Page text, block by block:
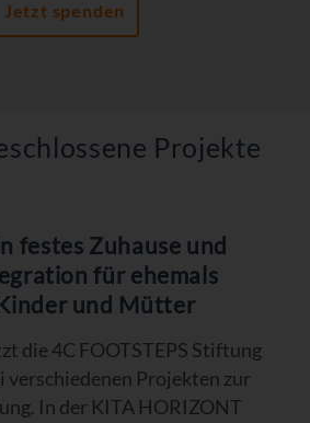
Jetzt spenden
Projekte
festes Zuhause und
für ehemals
und Mütter
die 4C FOOTSTEPS Stiftung
verschiedenen Projekten zur
In der KITA HORIZONT